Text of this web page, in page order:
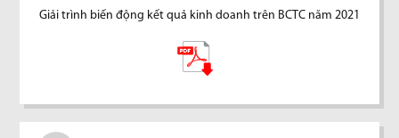
Giải trình biến động kết quả kinh doanh trên BCTC năm 2021